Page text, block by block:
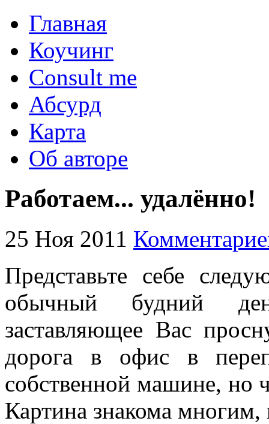
Главная
Коучинг
Consult me
Абсурд
Карта
Об авторе
Работаем... удалённо!
25 Ноя 2011
Представьте себе
обычный будний
заставляющее Вас
дорога в офис в
собственной машине, но
Картина знакома многим,